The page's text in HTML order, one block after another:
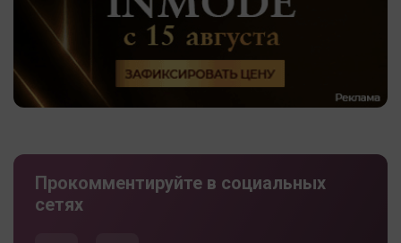
Прокомментируйте в социальных
сетях